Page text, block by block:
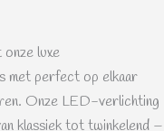
luxe
met perfect op elkaar
Onze LED-verlichting
klassiek tot twinkelend –